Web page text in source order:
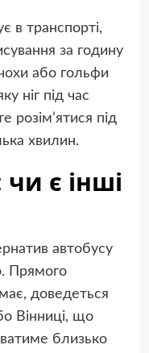
в транспорті,
за годину
або гольфи
ніг під час
розім’ятися під
хвилин.
є інші
автобусу
Прямого
доведеться
Вінниці, що
близько